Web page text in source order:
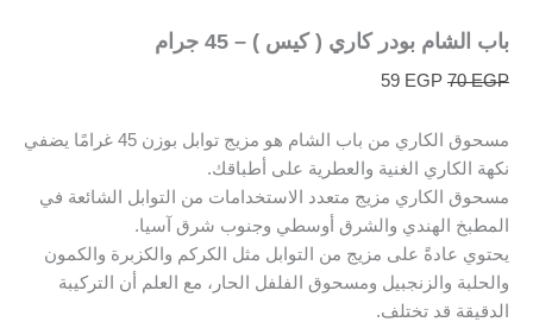
باب الشام بودر كاري ( كيس ) – 45 جرام
70EGP
59 EGP
مسحوق الكاري من باب الشام هو مزيج توابل بوزن 45 غرامًا يضفي
نكهة الكاري الغنية والعطرية على أطباقك.
مسحوق الكاري مزيج متعدد الاستخدامات من التوابل الشائعة في
المطبخ الهندي والشرق أوسطي وجنوب شرق آسيا.
يحتوي عادةً على مزيج من التوابل مثل الكركم والكزبرة والكمون
والحلبة والزنجبيل ومسحوق الفلفل الحار، مع العلم أن التركيبة
الدقيقة قد تختلف.